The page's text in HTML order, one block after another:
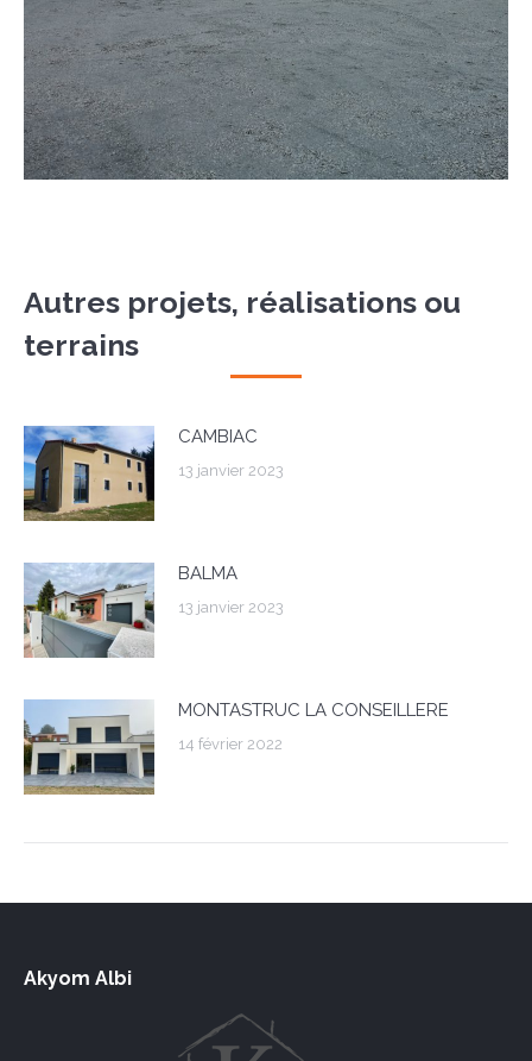
Autres projets, réalisations ou
terrains
CAMBIAC
13 janvier 2023
BALMA
13 janvier 2023
MONTASTRUC LA CONSEILLERE
14 février 2022
Akyom Albi